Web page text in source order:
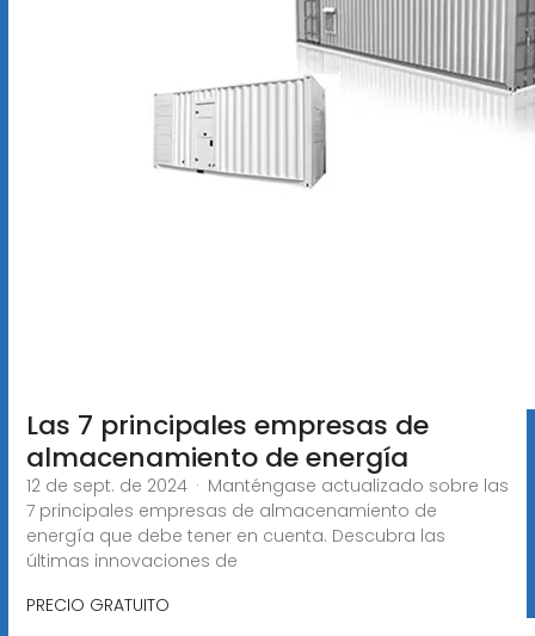
Las 7 principales empresas de
almacenamiento de energía
12 de sept. de 2024 · Manténgase actualizado sobre las
7 principales empresas de almacenamiento de
energía que debe tener en cuenta. Descubra las
últimas innovaciones de
PRECIO GRATUITO